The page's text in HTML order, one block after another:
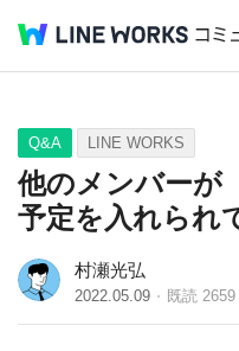
Q&A Tips
Q&A LINE WORKS
他のメンバーが
予定を入れられ
村瀬光弘
2022.05.09 既読 2659